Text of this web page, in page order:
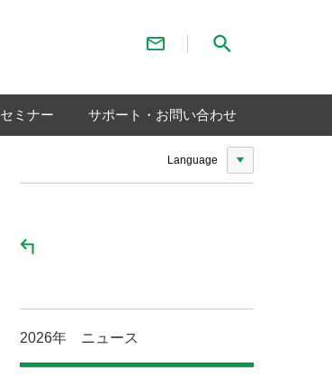
Language
お問い合わせ
セミナー サポート・お問い合わせ
2026年 ニュース